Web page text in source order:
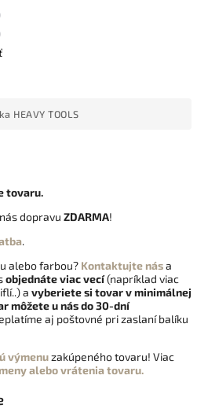
HEAVY TOOLS
tovaru.
dopravu ZDARMA!
.
alebo farbou? Kontaktujte nása
objednáte viac vecí(napríklad viac
a vyberiete si tovar v minimálnej
môžete u nás do 30-dní
aj poštovné pri zaslaní balíku
výmenuzakúpeného tovaru! Viac
alebo vrátenia tovaru.